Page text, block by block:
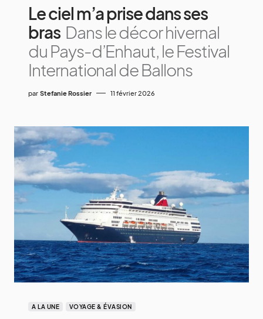
Le ciel m’a prise dans ses
bras Dans le décor hivernal
du Pays-d’Enhaut, le Festival
International de Ballons
par Stefanie Rossier 11 février 2026
A LA UNE VOYAGE & ÉVASION